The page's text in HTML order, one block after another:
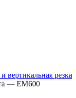
вертикальная резка
— EM600